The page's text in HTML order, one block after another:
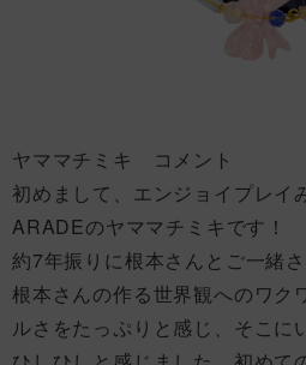
ヤママチミキ コメント
初めまして、エンジョイプレイ
ARADEのヤママチミキです！
約7年振りに根本さんとご一緒
根本さんの作る世界観へのワク
ルさをたっぷりと感じ、そこに